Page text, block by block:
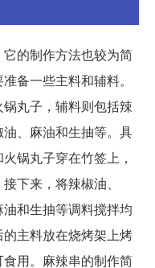
的制作方法也较为简
备一些主料和辅料。
丸子，辅料则包括辣
、麻油和生抽等。具
锅丸子穿在竹签上，
下来，将辣椒油、
和生抽等调料搅拌均
主料放在烧烤架上烤
用。麻辣串的制作简